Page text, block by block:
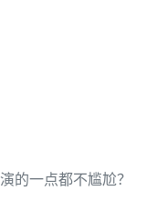
的一点都不尴尬？